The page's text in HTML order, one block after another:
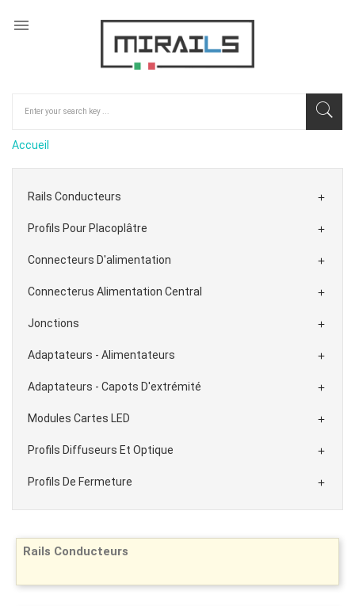

Accueil
Rails Conducteurs 
Profils Pour Placoplâtre 
Connecteurs D'alimentation 
Connecterus Alimentation Central 
Jonctions 
Adaptateurs - Alimentateurs 
Adaptateurs - Capots D'extrémité 
Modules Cartes LED 
Profils Diffuseurs Et Optique 
Profils De Fermeture 
Rails Conducteurs